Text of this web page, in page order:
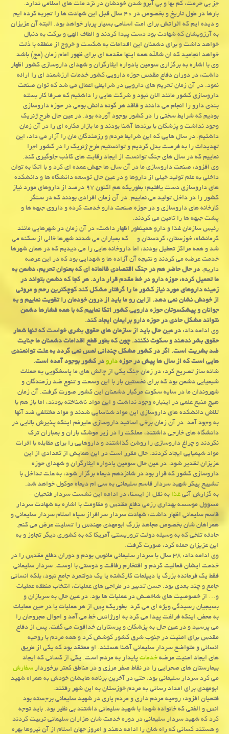
جز بی حرمت، كم بها و بی آبرو شدن خودشان در نزد ملت های اسلامی ندارد.
بارها در طول تاریخ و بخصوص در ۴۰ سال قبل این شهادت ها را تجربه كرده ایم
و دیده ایم كه اثراتش برای امت اسلامی بسیار پربار خواهد بود. البته آن عزیزان
به آرزویشان كه شهادت بود دست پیدا كردند و الطاف الهی و بركت به دنبال
خواهد داشت و برای دشمنان این اقدامات به شكست و خروج از منطقه با ذلت
خواهد انجامید كه ان شالله همه اینها مقدمه ای برای ظهور امام زمان (عج) باشد.
وی با اشاره به برگزاری سومین یادواره ایثارگران و شهدای داروسازی كشور اظهار
داشت: در دوران دفاع مقدس حوزه دارویی كشور خدمات ارزشمند ای را ارائه
نمود. در آن زمان تحریم های دارویی در شرایطی اعمال می شد كه توان صنعت
داروسازی كشور مانند الان نبود و شركت هایی را داشتیم كه صرفا كار بسته
بندی دارو را انجام می دادند و فاقد هر گونه دانش بومی در حوزه داروسازی
بودیم كه شرایط سختی را در كشور بوجود آورده بود. در عین حال طرح ژنریك
وجود نداشت و پزشكان با برندها آشنا بودند و ما بازار مكاره ای را در آن زمان
داشتیم. در سال هایی كه این شرایط مردم و رزمندگان مان را آزار می داد، این
تهدیدات را به فرصت بدل كردیم و توانستیم طرح ژنریك را در كشور اجرا
نماییم كه در سال های جنگ توانست از ایجاد رقابت های كاذب جلوگیری كند.
وی افزود: صنعت داروسازی ما در آن سال ها جهش عمده ای كرد و با اتكا به توان
داخلی به علم تولید خیلی از داروها و در عین حال توسعه دانشگاه ها و دانشكده
های داروسازی دست یافتیم؛ بطوریكه هم اكنون ۹۷ درصد از داروهای مورد نیاز
كشور را در داخل تولید می نماییم. در آن زمان افرادی بودند كه در سنگر
كارخانه های داروسازی و در حوزه صنعت دارو خدمت كرده و داروی جبهه ها و
پشت جبهه ها را تامین می كردند.
رئیس سازمان غذا و دارو همینطور اظهار داشت: در آن زمان در شهرهایی مانند
كرمانشاه، خوزستان، كردستان و… كه بمباران می شدند شهرها خالی از سكنه می
شد و همه مراكز تعطیل بودند، اما داروخانه هایی را می دیدیم كه در همان شهرها
خدمت عرضه می كردند و نتیجه آن آزاده ها و شهدایی بود كه در این عرصه
داریم.در حال حاضر هم در جنگ اقتصادی ظالمانه ای كه بعنوان تحریم، دشمن به
ما تحمیل كرده، حوزه دارو در خط مقدم قرار دارد. هر كجا كه دشمن بتواند در
زمینه داروهای مورد نیاز كشور ما را گرفتار مشكل كند كوچكترین رحم و مروتی
از خودش نشان نمی دهد. ازاین رو ما باید از درون خودمان را تقویت نماییم و به
جوانان و پیشكسوتان حوزه دارویی كشور اتكا نماییم كه با همه فشارها دشمن
نتواند مشكل حادی در حوزه دارو برایمان ایجاد كند.
وی ادامه داد:در عین حال باید از سازمان های حقوق بشری خواست كه تنها شعار
حقوق بشر ندهند و سكوت نكنند. چون كه بطور قطع اقدامات دشمنان ما جنایت
ضد بشریت است. اگر در كشور مشكل چندانی لمس نمی گردد به علت توانمندی
هایی است كه از سال ها پیش در حوزهدارودر كشور بوجود آمده است.
شانه ساز تصریح كرد: در زمان جنگ یكی از چالش های ما پاسخگویی به حملات
شیمیایی دشمن بود كه برای نخستین بار با این وسعت و تنوع ضد رزمندگان و
شهروندان ما در سایه سكوت مرگبار دشمنان این كشور صورت گرفت. آن زمان
هیچ منبع علمی در اینباره وجود نداشت و این مواد ناشناخته بودند، اما باز هم با
تلاش دانشكده های داروسازی این مواد شناسایی شدند و مواد مختلفی ضد آنها
به وجود آمد. در آن زمان برخی اساتید داروسازی علیرغم اینكه پذیرش بالایی در
دانشگاه های خارجی داشتند، مملكت را در زیر موشك باران و بمباران ترك
نكردند و چراغ داروسازی را روشن گذاشتند و داروهایی را برای مقابله با اثرات
مواد شیمیایی ایجاد كردند. حال مقرر است در این همایش از تعدادی از این
عزیزان تقدیر شود. در عین حال سومین یادواره ایثارگران و شهدای حوزه
داروسازی كشور كه قرار بود در شانزدهم دیماه برگزار شود، به علت تداخل با
تشییع پیكر شهید سردار قاسم سلیمانی به سی ام دیماه موكول خواهد شد.
به گزارش آنیغذابه نقل از ایسنا، در ادامه این نشست سردار فتحیان –
مسوول موسسه بهداری رزمی دفاع مقدس و مقاومت با اشاره به شهادت سردار
قاسم سلیمانی اظهار داشت: شهادت سردار سرافراز سپاه اسلام سردار سلیمانی و
همراهان شان بخصوص مجاهد بزرگ ابومهدی مهندس را تسلیت عرض می كنم.
حادثه تلخی كه به وسیله دولت تروریستی آمریكا كه به كشوری دیگر تجاوز و به
این عزیزان حمله كرد، صورت گرفت.
وی ادامه داد: ۳۸ سال با سردار سلیمانی مانوس بودم و دوران دفاع مقدس را در
خدمت ایشان فعالیت كردم و افتخارم رفاقت و دوستی با اوست. سردار سلیمانی
فقط یك فرمانده بزرگ یا دیپلمات كاركشته یا یك دولتمرد جامع نبود، بلكه انسانی
جامع و چند بعدی بود. حسن تدبیر در طراحی های عملیات، انتخاب منطقه عملیات
و… از خصوصیت های شاخصش در عملیات ها بود. در عین حال به سربازان و
بسیجیان رسیدگی ویژه ای می كرد. بطوریكه پس از هر عملیات یا در حین عملیات
به محض اینكه فراغت پیدا می كرد به اورژانس خط می آمد و احوال مجروحان را
می پرسید و در عین حال به پزشكان و پرستاران خداقوت می گفت. پس از دفاع
مقدس برای امنیت در جنوب شرق كشور كوشش كرد و همه مردم با روحیه
انسانی و متواضع سردار سلیمانی آشنا هستند. او معتقد بود كه یكی از طریق
های ایجاد امنیت عرضهخدماتپایدار به مردم است. یكی از كسانی كه ایجاد
بیمارستان های صحرایی را در نقاط صفر مرزی و در مناطق كمتر برخوردارسفارش
می كرد سردار سلیمانی بود. حتی در آخرین برنامه هایشان خودش به همراه شهید
ابومهدی برای امداد رسانی به مردم خوزستان به این شهر رفتند.
فتحیان افزود: روحیه مردم داری و مردم یاری در شهید سلیمانی برجسته بود.
انس و الفتی كه خانواده شهدا با شهید سلیمانی داشتند بی نظیر بود. باید توجه
كرد كه شهید سردار سلیمانی در دوره خدمت شان هزاران سلیمانی تربیت كردند
و هستند كسانی كه راه شان را ادامه دهند و امروز جهان اسلام از آن نیروها بهره